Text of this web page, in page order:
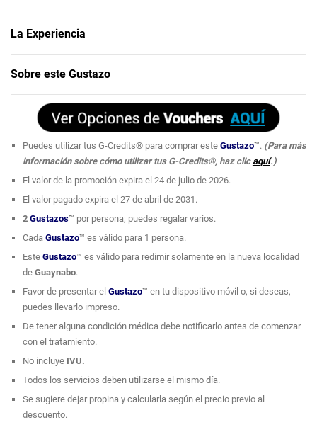
La Experiencia
¡Rejuvenece tu rostro!
luzca más joven y tersa.
No hay regalo como pasar un tiempo de calidad y relajaciónmientras te
miman por completo.Disfruta los tratamientos de belleza profesional
enLe Paris Esthetic. ¡Mímala como la reina que es y regálale un
tremendo
Gustazo
EsteGustazo™ incluye un 10% de descuento en la compra de
productos, disponibles en la tienda.
Los profesionales y la más avanzada tecnología deLe Paris
Estheticse combinan para brindar los mejores tratamientos
corporales y para la piel.
Visítalos y descubre la gran variedad de servicios que pueden ofrecer para
tu rostro y cuerpo.
Sobre este Gustazo
Puedes utilizar tus G-Credits® para comprar este Gustazo™. (Para más
información sobre cómo utilizar tus G-Credits®, haz clic aquí.)
El valor de la promoción expira el 24 de julio de 2026.
El valor pagado expira el 27 de abril de 2031.
2 Gustazos™ por persona; puedes regalar varios.
Cada Gustazo™ es válido para 1 persona.
Este Gustazo™ es válido para redimir solamente en la nueva localidad
de Guaynabo.
Favor de presentar el Gustazo™ en tu dispositivo móvil o, si deseas,
puedes llevarlo impreso.
De tener alguna condición médica debe notificarlo antes de comenzar
con el tratamiento.
No incluyeIVU.
Todos los servicios deben utilizarse el mismo día.
Se sugiere dejar propina y calcularla según el precio previo al
descuento.